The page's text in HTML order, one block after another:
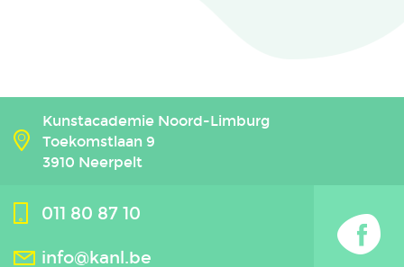
Kunstacademie Noord-Limburg
Toekomstlaan 9
3910 Neerpelt
011 80 87 10
info@kanl.be